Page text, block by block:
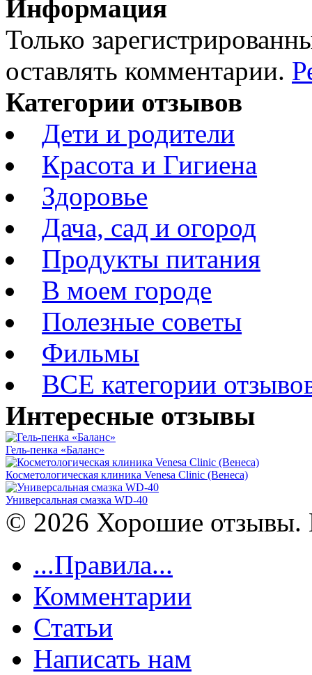
Информация
Только
оставлять комментарии.
Категории отзывов
Дети и родители
Красота и Гигиена
Здоровье
Дача, сад и огород
Продукты питания
В моем городе
Полезные советы
Фильмы
ВСЕ категории
Интересные отзывы
Гель-пенка «Баланс»
Косметологическая клиника Venesa Clinic (Венеса)
Универсальная смазка WD-40
© 2026 Хорошие отзывы.
...Правила...
Комментарии
Статьи
Написать нам